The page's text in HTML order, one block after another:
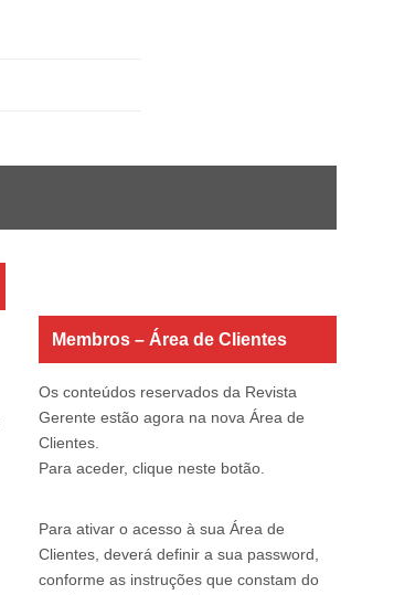
Membros – Área de Clientes
Os conteúdos reservados da Revista
Gerente estão agora na nova Área de
Clientes.
Para aceder, clique neste botão.
Para ativar o acesso à sua Área de
Clientes, deverá definir a sua password,
conforme as instruções que constam do